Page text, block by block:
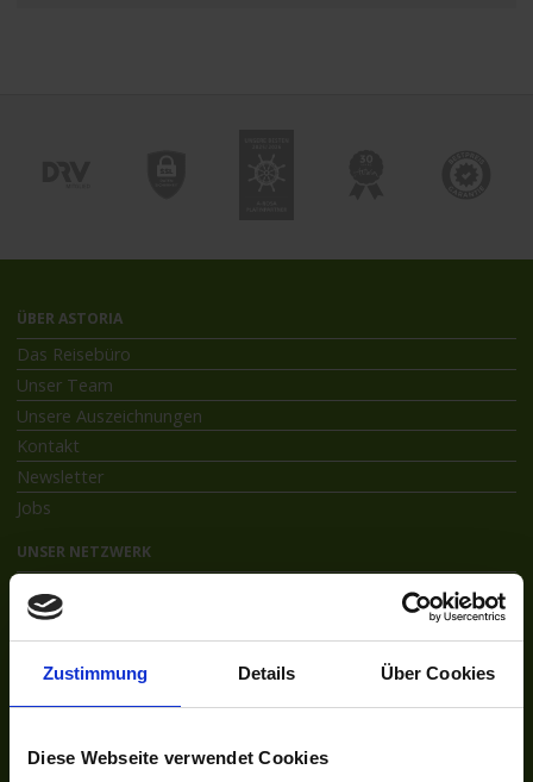
Zustimmung Details Über Cookies
Diese Webseite verwendet Cookies
ÜBER ASTORIA
Das Reisebüro
Unser Team
Unsere Auszeichnungen
Kontakt
Newsletter
Jobs
UNSER NETZWERK
Astoria.Reisen
SOCIAL